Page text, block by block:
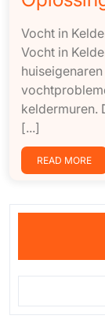
Vocht in
Vocht in
keldermuren.
[...]
READ MORE